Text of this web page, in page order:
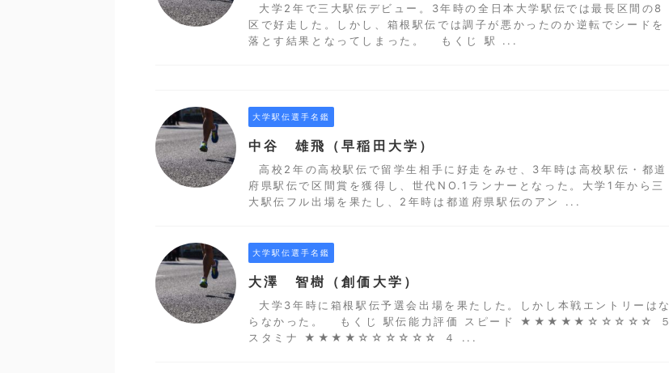
大学2年で三大駅伝デビュー。3年時の全日本大学駅伝では最長区間の8
区で好走した。しかし、箱根駅伝では調子が悪かったのか逆転でシードを
落とす結果となってしまった。 もくじ 駅 ...
大学駅伝選手名鑑
中谷 雄飛（早稲田大学）
高校2年の高校駅伝で留学生相手に好走をみせ、3年時は高校駅伝・都道
府県駅伝で区間賞を獲得し、世代NO.1ランナーとなった。大学1年から三
大駅伝フル出場を果たし、2年時は都道府県駅伝のアン ...
大学駅伝選手名鑑
大澤 智樹（創価大学）
大学3年時に箱根駅伝予選会出場を果たした。しかし本戦エントリーはな
らなかった。 もくじ 駅伝能力評価 スピード ★★★★★☆☆☆☆☆ ５
スタミナ ★★★★☆☆☆☆☆☆ ４ ...